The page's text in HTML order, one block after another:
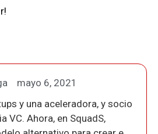
mayo 6, 2021
y una aceleradora, y socio
VC. Ahora, en SquadS,